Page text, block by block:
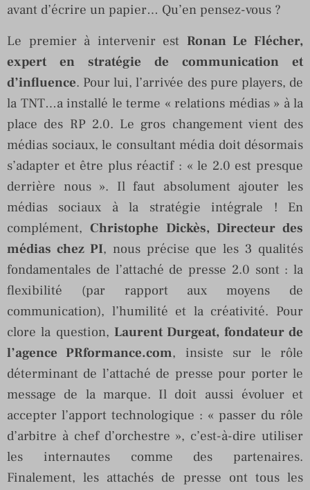
avant d’écrire un papier… Qu’en pensez-vous ?
Le premier à intervenir est Ronan Le Flécher,
expert en stratégie de communication et
d’influence. Pour lui, l’arrivée des pure players, de
la TNT…a installé le terme « relations médias » à la
place des RP 2.0. Le gros changement vient des
médias sociaux, le consultant média doit désormais
s’adapter et être plus réactif : « le 2.0 est presque
derrière nous ». Il faut absolument ajouter les
médias sociaux à la stratégie intégrale ! En
complément,Christophe Dickès, Directeur des
médias chez PI, nous précise que les 3 qualités
fondamentales de l’attaché de presse 2.0 sont : la
flexibilité (par rapport aux moyens de
communication), l’humilité et la créativité. Pour
clore la question, Laurent Durgeat, fondateur de
l’agence PRformance.com, insiste sur le rôle
déterminant de l’attaché de presse pour porter le
message de la marque. Il doit aussi évoluer et
accepter l’apport technologique : « passer du rôle
d’arbitre à chef d’orchestre », c’est-à-dire utiliser
les internautes comme des partenaires.
Finalement, les attachés de presse ont tous les